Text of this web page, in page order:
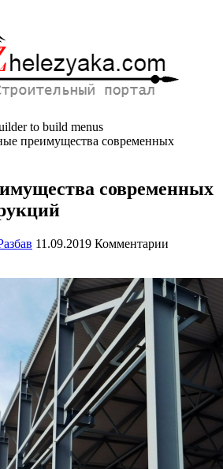
to build menus
преимущества современных
современных
11.09.2019 Комментарии